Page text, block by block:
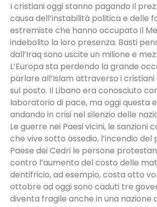
I cristiani oggi stanno pagando il
causa dell’instabilità politica e delle
estremiste che hanno occupato il
indebolito la loro presenza. Basti
dall’Iraq sono uscite un milione e
L’Europa sta perdendo la grande
parlare all’Islam attraverso i
sul posto. Il Libano era conosciuto
laboratorio di pace, ma oggi questa
andando in crisi nel silenzio delle
Le guerre nei Paesi vicini, le sanzioni
che vive sotto assedio, l’incendio del
Paese dei Cedri le persone
contro l’aumento del costo delle
dentifricio, ad esempio, costa otto
ottobre ad oggi sono caduti tre
diventa fragile anche in una nazione